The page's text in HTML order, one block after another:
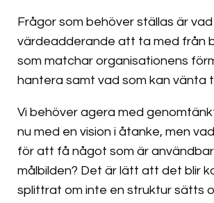
Frågor som behöver ställas är
värdeadderande att ta med från
som matchar organisationens
hantera samt vad som kan vänta
Vi behöver agera med
nu med en vision i åtanke, men
för att få något som är
målbilden? Det är lätt att det blir
splittrat om inte en struktur sätts